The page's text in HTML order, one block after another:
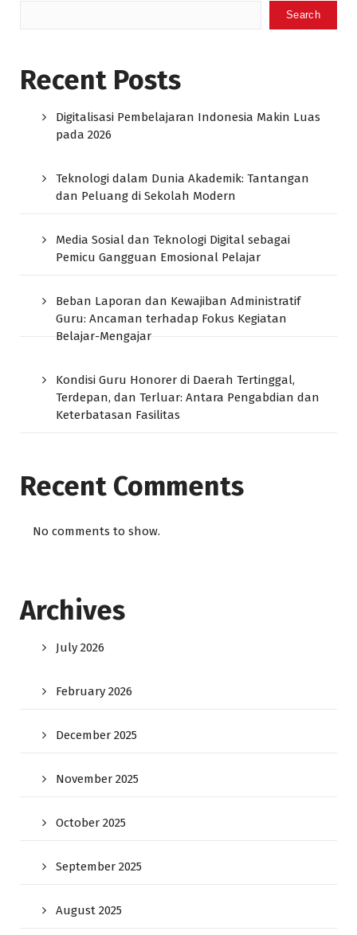
Search
Recent Posts
Digitalisasi Pembelajaran Indonesia Makin Luas
pada 2026
Teknologi dalam Dunia Akademik: Tantangan
dan Peluang di Sekolah Modern
Media Sosial dan Teknologi Digital sebagai
Pemicu Gangguan Emosional Pelajar
Beban Laporan dan Kewajiban Administratif
Guru: Ancaman terhadap Fokus Kegiatan
Belajar-Mengajar
Kondisi Guru Honorer di Daerah Tertinggal,
Terdepan, dan Terluar: Antara Pengabdian dan
Keterbatasan Fasilitas
Recent Comments
No comments to show.
Archives
July 2026
February 2026
December 2025
November 2025
October 2025
September 2025
August 2025